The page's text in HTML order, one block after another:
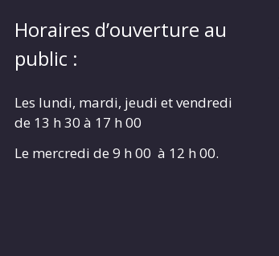
Horaires d’ouverture au
public :
Les lundi, mardi, jeudi et vendredi
de 13 h 30 à 17 h 00
Le mercredi de 9 h 00 à 12 h 00.